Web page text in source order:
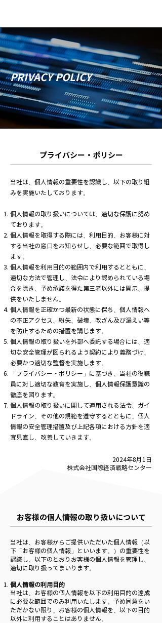
PRIVACY POLICY
プライバシー・ポリシー
当社は、個人情報の重要性を認識し、以下の取り組
みを実施いたしております。
個人情報の取り扱いについては、適切な保護に努め
ております。
個人情報を取得する際には、利用目的、お客様に対
する当社の窓口をお知らせし、必要な範囲で取得し
ます。
個人情報を利用目的の範囲内で利用するとともに、
適切な方法で管理し、法令により認められている場
合を除き、予め承諾を得た第三者以外には開示、提
供をいたしません。
個人情報を正確かつ最新の状態に保ち、個人情報へ
の不正アクセス、紛失、破壊、改ざん及び漏えい等
を防止するための措置を講じます。
個人情報の取り扱いを外部へ委託する場合には、適
切な安全管理が図られるよう契約により義務づけ、
必要かつ適切な監督を実施します。
「プライバシー・ポリシー」に基づき、当社の役職
員に対し適切な教育を実施し、個人情報保護意識の
徹底を図ります。
個人情報の取り扱いに関して適用される法令、ガイ
ドライン、その他の規範を遵守するとともに、個人
情報の安全管理措置及び上記各項における方針を適
宜見直し、改善していきます。
2024年8月1日
株式会社国際経済戦略センター
お客様の個人情報の取り扱いについて
当社は、お客様からご提供いただいた個人情報（以
下「お客様の個人情報」といいます。）の重要性を
認識し、以下のとおりお客様の個人情報を管理し、
適切に取り扱ってまいります。
個人情報の利用目的
当社は、お客様の個人情報を以下の利用目的の達成
に必要な範囲でのみ利用いたします。予め同意をい
ただかない限り、お客様の個人情報を、以下の目的
以外に利用することはありません。